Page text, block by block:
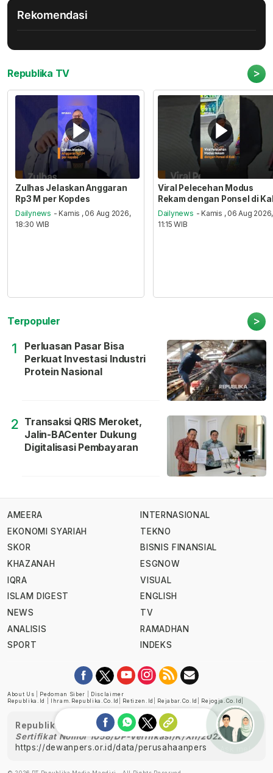
Rekomendasi
Republika TV >
Zulhas Jelaskan Anggaran
Rp3 M per Kopdes
Dailynews - Kamis , 06 Aug 2026,
18:30 WIB
Viral Pelecehan Modus
Rekam dengan Ponsel di
Dailynews - Kamis , 06 Aug 2026,
11:15 WIB
Terpopuler >
1
Perluasan Pasar Bisa
Perkuat Investasi Industri
Protein Nasional
2 Transaksi QRIS Meroket,
Jalin-BACenter Dukung
Digitalisasi Pembayaran
AMEERA
EKONOMI SYARIAH
SKOR
KHAZANAH
IQRA
ISLAM DIGEST
NEWS
ANALISIS
SPORT
INTERNASIONAL
TEKNO
BISNIS FINANSIAL
ESGNOW
VISUAL
ENGLISH
TV
RAMADHAN
INDEKS
About Us Pedoman Siber
Disclaimer
Republika.id
Ihram.republika.co.id Retizen.id Rejabar.co.id Rejogja.co.id
Republika telah diverifikasi oleh Dewan Pers
Sertifikat Nomor 1058/DP-Verifikasi/K/XII/2022
https://dewanpers.or.id/data/perusahaanpers
Ask me!